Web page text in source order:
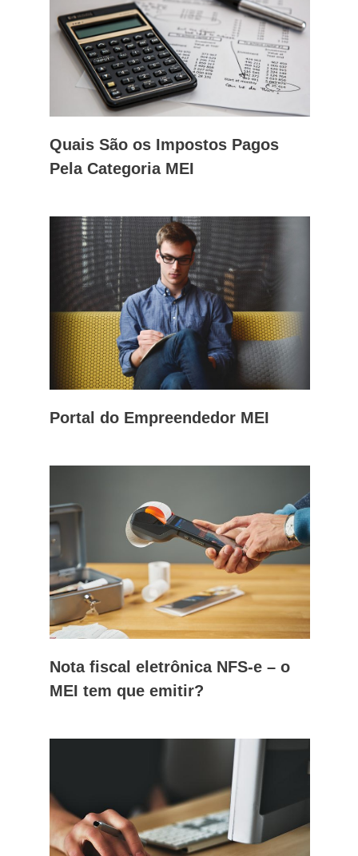
Quais São os Impostos Pagos
Pela Categoria MEI
Portal do Empreendedor MEI
Nota fiscal eletrônica NFS-e – o
MEI tem que emitir?